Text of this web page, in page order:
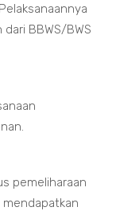
BBWS/BWS
pemeliharaan